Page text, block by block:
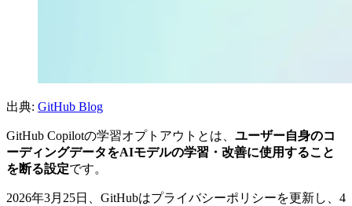
出典: GitHub Blog
GitHub Copilotの学習オプトアウトとは、 ユーザー自身のコ
ーディングデータをAIモデルの学習・改善に使用すること
を断る設定です。
2026年3月25日、GitHubはプライバシーポリシーを更新し、4